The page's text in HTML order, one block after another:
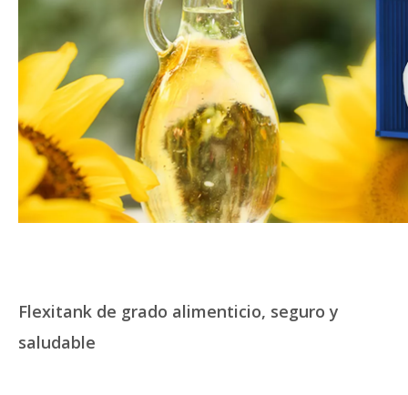
Flexitank de grado alimenticio, seguro y
saludable